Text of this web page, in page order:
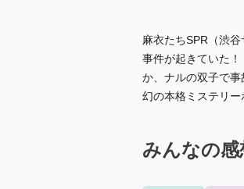
麻衣たちSPR（渋
事件が起きていた
か、ナルの双子で
幻の本格ミステリー
みんなの